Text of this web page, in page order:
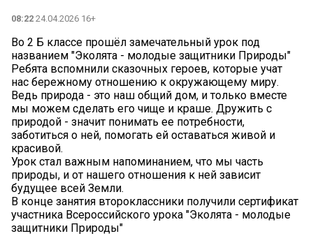
08:22 24.04.2026 16+
Во 2 Б классе прошёл замечательный урок под
названием "Эколята - молодые защитники Природы"
Ребята вспомнили сказочных героев, которые учат
нас бережному отношению к окружающему миру.
Ведь природа - это наш общий дом, и только вместе
мы можем сделать его чище и краше. Дружить с
природой - значит понимать ее потребности,
заботиться о ней, помогать ей оставаться живой и
красивой.
Урок стал важным напоминанием, что мы часть
природы, и от нашего отношения к ней зависит
будущее всей Земли.
В конце занятия второклассники получили сертификат
участника Всероссийского урока "Эколята - молодые
защитники Природы"